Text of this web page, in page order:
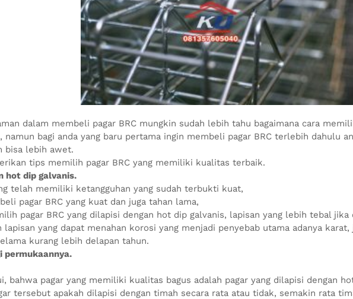
dalam membeli pagar BRC mungkin sudah lebih tahu bagaimana cara
namun bagi anda yang baru pertama ingin membeli pagar BRC terlebih dahulu
bisa lebih awet.
tips memilih pagar BRC yang memiliki kualitas terbaik.
hot dip galvanis.
telah memiliki ketangguhan yang sudah terbukti kuat,
pagar BRC yang kuat dan juga tahan lama,
pagar BRC yang dilapisi dengan hot dip galvanis, lapisan yang lebih tebal
yang dapat menahan korosi yang menjadi penyebab utama adanya
kurang lebih delapan tahun.
permukaannya.
bahwa pagar yang memiliki kualitas bagus adalah pagar yang dilapisi dengan
tersebut apakah dilapisi dengan timah secara rata atau tidak, semakin rata